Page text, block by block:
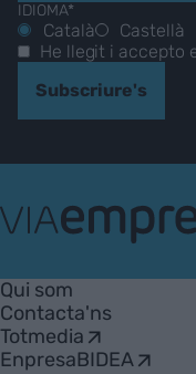
IDIOMA*
Català
Castellà
He llegit i accepto
Subscriure's
Empresa
Qui som
Contacta'ns
Totmedia
EnpresaBIDEA